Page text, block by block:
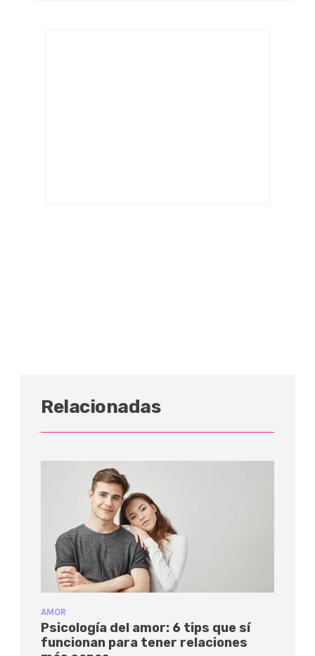
Relacionadas
AMOR
Psicología del amor: 6 tips que sí
funcionan para tener relaciones